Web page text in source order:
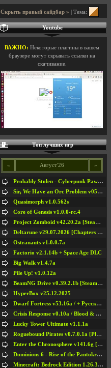
Скрыть правый сайдбар » | Тема:
Youtube
ВАЖНО: Некоторые плагины в вашем
браузере могут скрывать ссылки на
скачивание.
Топ лучших игр
« Август'26 »
Probably Stolen - Cyberpunk Pawnshop Simulator v048c [Playtest]
Sir, We Have an Orc Problem v05.08.2026
Quasimorph v1.0.562s
Core of Genesis v1.0.0-rc.4
Project Zomboid v42.20.2a [Steam Early Access]
Deltarune v29.07.2026 [Chapters 1-5] / + RUS [Chapters 1-5]
Ostranauts v1.0.0.7a
Factorio v2.1.14b + Space Age DLC
Big Walk v1.4.7a
Pile Up! v1.0.12a
BeamNG Drive v0.39.2.1b [Steam Early Access]
HyperBox v25.12.2025
Dwarf Fortress v53.16a / + Русская Версия v50.12a
Crisis Response v0.10a / Blood & Bullet
Lucky Tower Ultimate v1.1.1a
Roguebound Pirates v0.7.0.1a [Playtest]
Enter the Chronosphere v141.6g [Steam Early Access]
Dominions 6 - Rise of the Pantokrator v6.35a
Minecraft: Bedrock Edition 1.26.33.1a / + TLauncher v2.89